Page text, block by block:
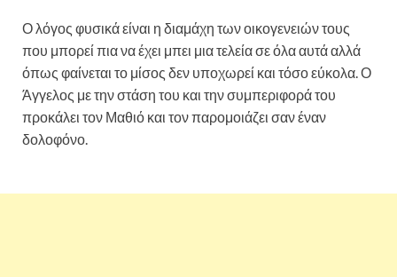
Ο λόγος φυσικά είναι η διαμάχη των οικογενειών τους
που μπορεί πια να έχει μπει μια τελεία σε όλα αυτά αλλά
όπως φαίνεται το μίσος δεν υποχωρεί και τόσο εύκολα. Ο
Άγγελος με την στάση του και την συμπεριφορά του
προκάλει τον Μαθιό και τον παρομοιάζει σαν έναν
δολοφόνο.